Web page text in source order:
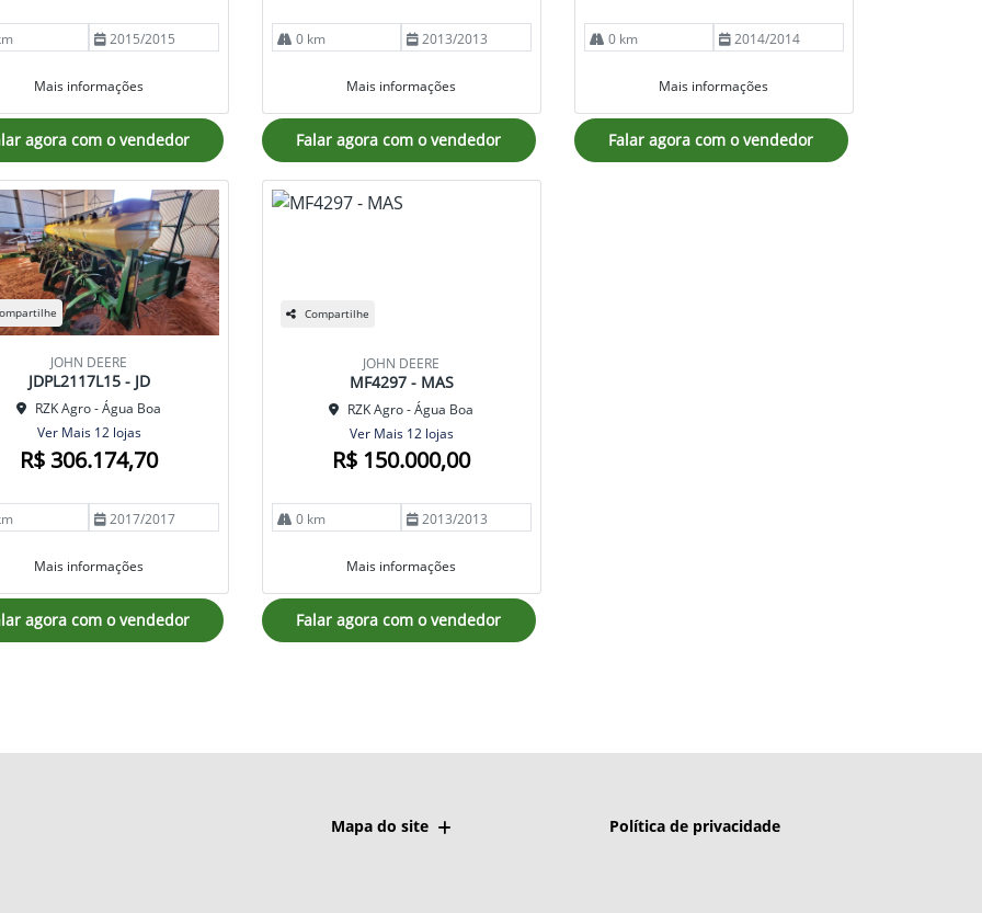
2015/2015
Mais informações
agora com o vendedor
0 km 2013/2013
Mais informações
Falar agora com o vendedor
0 km 2014/2014
Mais informações
Falar agora com o vendedor
JOHN DEERE
JDPL2117L15 - JD
RZK Agro - Água Boa
Ver Mais 12 lojas
R$ 306.174,70
2017/2017
Mais informações
agora com o vendedor
Compartilhe
JOHN DEERE
MF4297 - MAS
RZK Agro - Água Boa
Ver Mais 12 lojas
R$ 150.000,00
0 km 2013/2013
Mais informações
Falar agora com o vendedor
Mapa do site Política de privacidade